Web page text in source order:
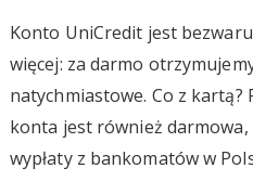
Konto UniCredit jest
więcej: za darmo
natychmiastowe. Co z kartą?
konta jest również
wypłaty z bankomatów w